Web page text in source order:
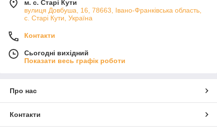
м. с. Старі Кути
вулиця Довбуша, 16, 78663, Івано-Франківська область,
с. Старі Кути, Україна
Контакти
Сьогодні вихідний
Показати весь графік роботи
Про нас
Контакти